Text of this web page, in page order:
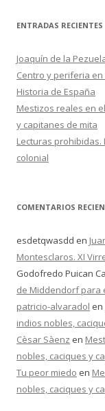
c
r
:
ENTRADAS RECIENTES
Joaquín de la
Centro y periferia
Historia de España
Mestizos reales en
y capitanes de mita
Lecturas
colonial
COMENTARIOS
esdetqwasdd en
Montesclaros. XI
Godofredo Puican
de Middendorf para
patricio-alvaradol en
indios nobles,
Cèsar Sàenz en
nobles, caciques y
Tu peor miedo en
nobles, caciques y